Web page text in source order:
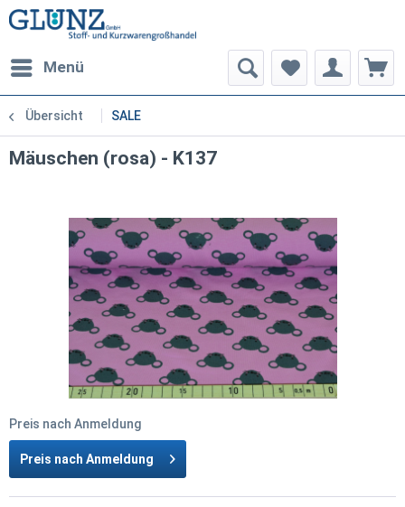
Menü
Übersicht SALE
Mäuschen (rosa) - K137
Preis nach Anmeldung
Preis nach Anmeldung